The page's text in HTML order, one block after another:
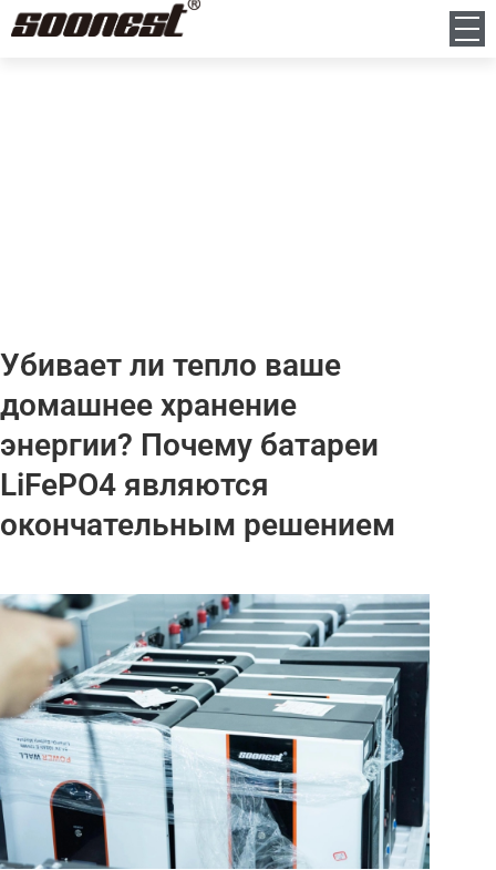
Убивает ли тепло ваше
домашнее хранение
энергии? Почему батареи
LiFePO4 являются
окончательным решением